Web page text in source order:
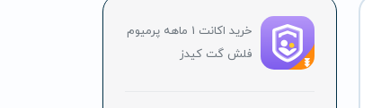
خرید اکانت 1 ماهه پرمیوم
فلش گت کیدز